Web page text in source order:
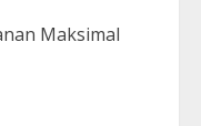
Maksimal